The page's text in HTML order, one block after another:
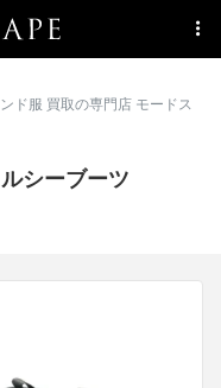
ド服 買取の専門店 モードス
シーブーツ